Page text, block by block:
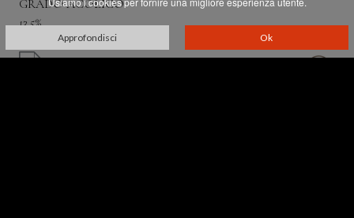
GRADO ACOLICO
13,5%
Approfondisci Ok